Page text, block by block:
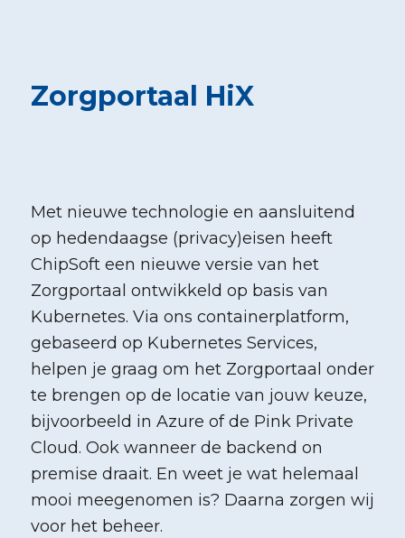
Zorgportaal HiX
Met nieuwe technologie en aansluitend
op hedendaagse (privacy)eisen heeft
ChipSoft een nieuwe versie van het
Zorgportaal ontwikkeld op basis van
Kubernetes. Via ons containerplatform,
gebaseerd op Kubernetes Services,
helpen je graag om het Zorgportaal onder
te brengen op de locatie van jouw keuze,
bijvoorbeeld in Azure of de Pink Private
Cloud. Ook wanneer de backend on
premise draait. En weet je wat helemaal
mooi meegenomen is? Daarna zorgen wij
voor het beheer.